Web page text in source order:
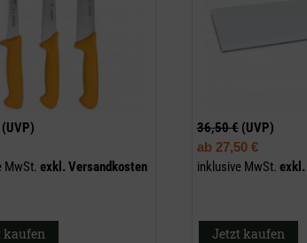
(UVP)
MwSt. exkl.Versandkosten
kaufen
36,50 € (UVP)
ab 27,50 €
inklusive MwSt. exkl.
Jetzt kaufen